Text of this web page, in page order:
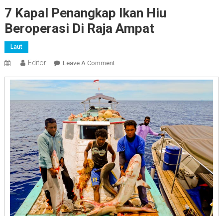
7 Kapal Penangkap Ikan Hiu
Beroperasi Di Raja Ampat
Laut
Editor Leave A CommentOn
Kapal
Penangkap
Ikan
Hiu
Beroperasi
Di
Raja
Ampat